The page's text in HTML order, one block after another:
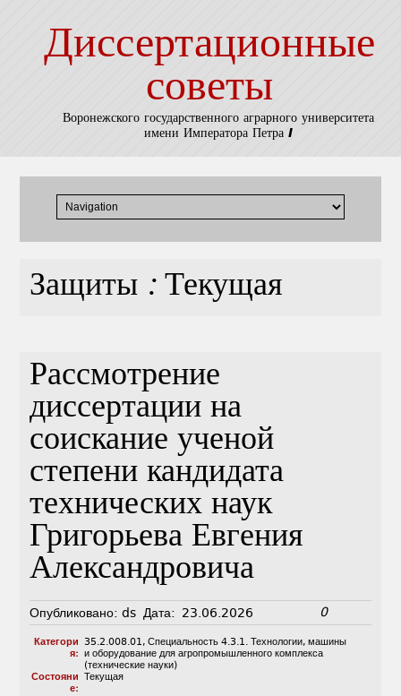
Диссертационные
советы
Воронежского государственного аграрного университета
имени Императора Петра I
Защиты : Текущая
Рассмотрение
диссертации на
соискание ученой
степени кандидата
технических наук
Григорьева Евгения
Александровича
Опубликовано: ds Дата: 23.06.2026 0
Категори
я:
35.2.008.01, Специальность 4.3.1. Технологии, машины
и оборудование для агропромышленного комплекса
(технические науки)
Состояни
е:
Текущая